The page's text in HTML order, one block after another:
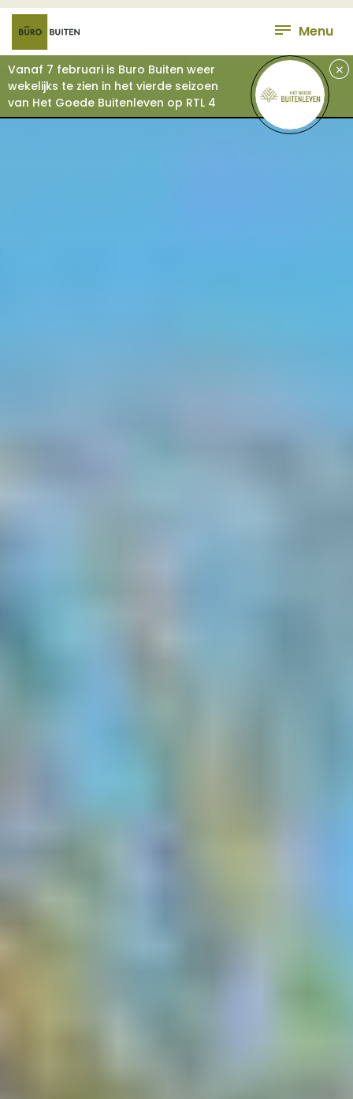
Menu
Vanaf 7 februari is Buro Buiten weer
wekelijks te zien in het vierde seizoen
van Het Goede Buitenleven op RTL 4
+